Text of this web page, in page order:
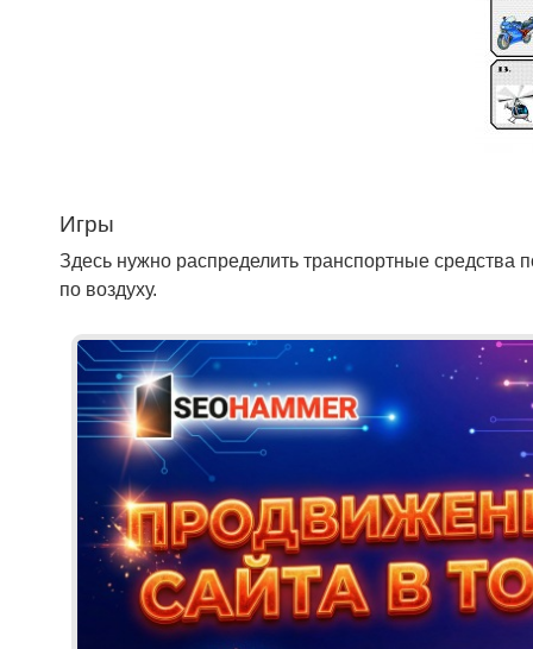
Игры
Здесь нужно распределить транспортные
по воздуху.